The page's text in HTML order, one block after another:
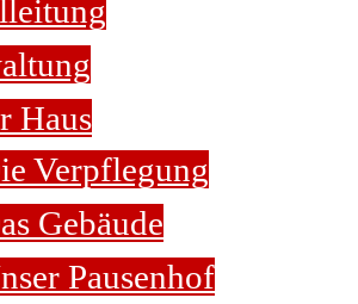
Haus
Verpflegung
Gebäude
Pausenhof